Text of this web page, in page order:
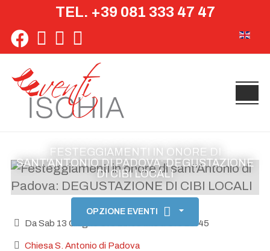
TEL. +39 081 333 47 47
FESTEGGIAMENTI IN ONORE DI
SANT'ANTONIO DI PADOVA: DEGUSTAZIONE
DI CIBI LOCALI
OPZIONE EVENTI
Da Sab 13 Giugno Ore 21:00 fino a Ore 23:45
Chiesa S. Antonio di Padova